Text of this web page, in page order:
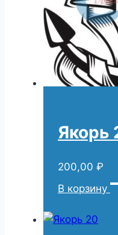
Якорь
200,00 ₽
В корзину